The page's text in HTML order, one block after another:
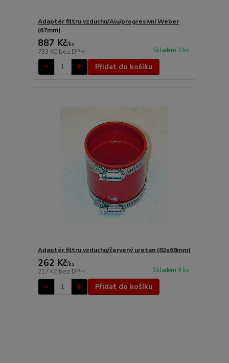
Adaptér filtru vzduchu/Alu/progresivní Weber
(67mm)
887 Kč/ks
733 Kč bez DPH Skladem 2 ks
Přidat do košíku
Adaptér filtru vzduchu/červený uretan (82x68mm)
262 Kč/ks
217 Kč bez DPH Skladem 4 ks
Přidat do košíku